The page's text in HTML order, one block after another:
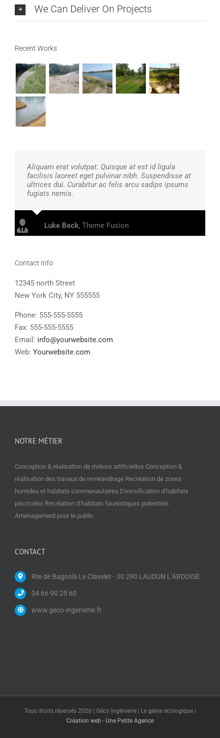
We Can Deliver On Projects
Recent Works
Aliquam erat volutpat. Quisque at est id ligula
facilisis laoreet eget pulvinar nibh. Suspendisse at
ultrices dui. Curabitur ac felis arcu sadips ipsums
fugiats nemis.
Luke Beck, Theme Fusion
Contact Info
12345 north Street
New York City, NY 555555
Phone: 555-555-5555
Fax: 555-555-5555
Email: info@yourwebsite.com
Web: Yourwebsite.com
NOTRE MÉTIER
Conception & réalisation de rivières artificielles Conception &
réalisation des travaux de reméandrage Recréation de zones
humides et habitats communautaires Diversification d’habitats
piscicoles Recréation d’habitats faunistiques potentiels
Aménagement pour le public
CONTACT
Rte de Bagnols Le Clavelet - 30 290 LAUDUN L’ARDOISE
04 66 90 25 60
www.geco-ingenierie.fr
Tous droits réservés 2026 | Géco Ingénierie | Le génie écologique |
Création web - Une Petite Agence